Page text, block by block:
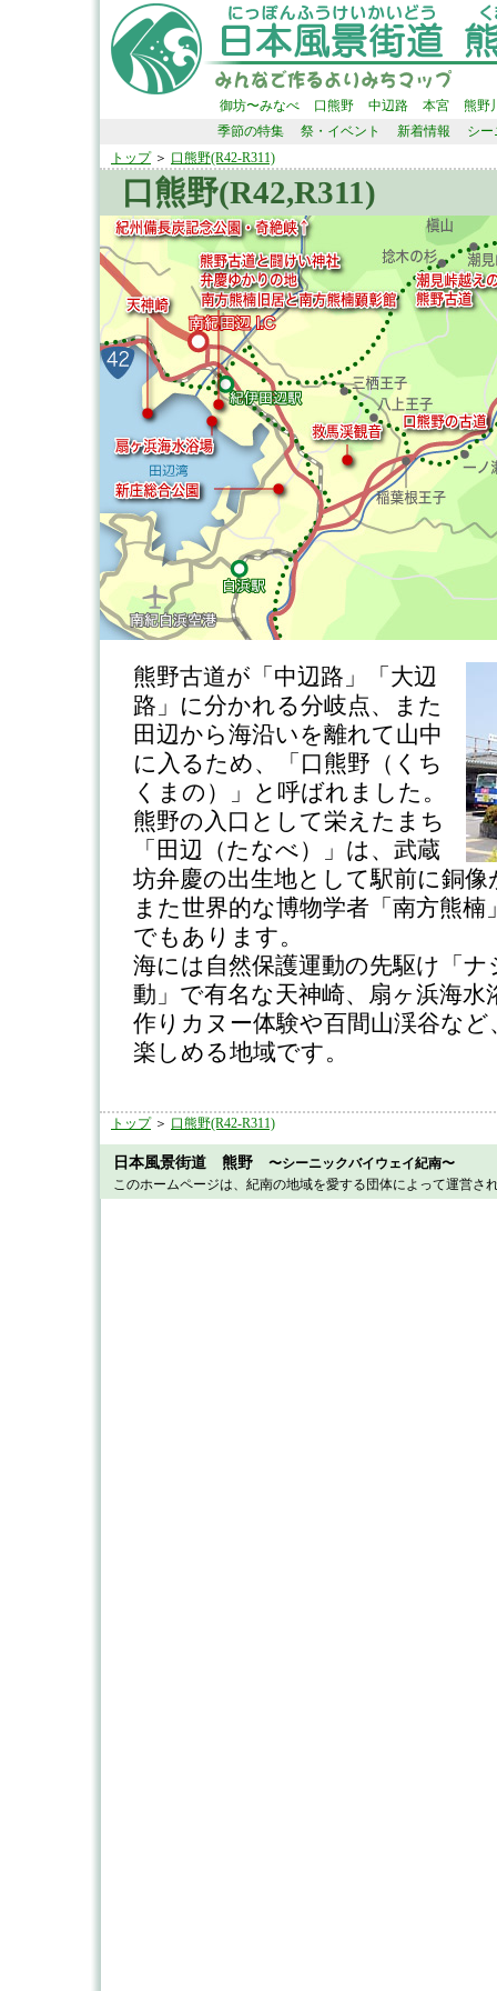
御坊〜みなべ 口熊野 中辺路 本宮
熊野
季節の特集
祭・イベント 新着情報
シ
トップ＞ 口熊野(R42-R311)
口熊野(R42,R311)
熊野古道が「中辺路」「大辺
路」に分かれる分岐点、また
田辺から海沿いを離れて山中
に入るため、「口熊野（くち
くまの）」と呼ばれました。
熊野の入口として栄えたまち
「田辺（たなべ）」は、武蔵
坊弁慶の出生地として駅前に銅
また世界的な博物学者「南方熊
でもあります。
海には自然保護運動の先駆け「
動」で有名な天神崎、扇ヶ浜海
作りカヌー体験や百間山渓谷な
楽しめる地域です。
トップ＞ 口熊野(R42-R311)
日本風景街道 熊野 〜シーニックバイウェイ紀南〜
このホームページは、紀南の地域を愛する団体によって運営さ